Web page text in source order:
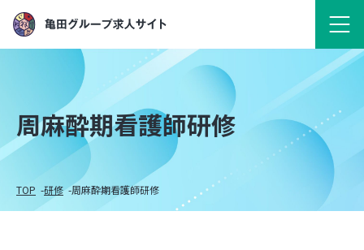
周麻酔期看護師研修
TOP 研修 周麻酔期看護師研修